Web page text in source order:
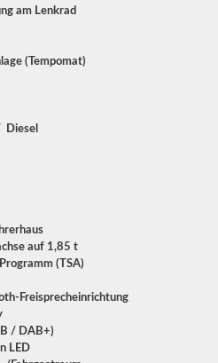
am Lenkrad
(Tempomat)
Diesel
auf 1,85 t
(TSA)
Freisprecheinrichtung
/ DAB+)
LED